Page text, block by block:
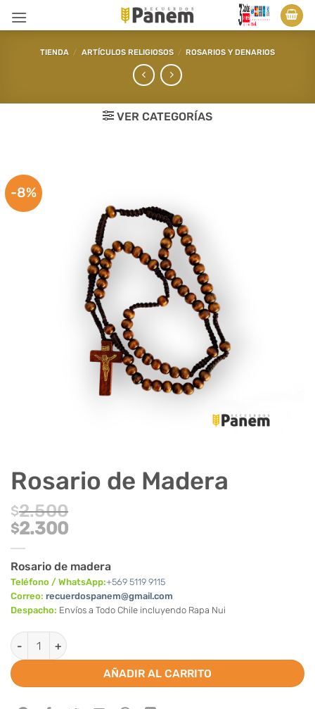
TIENDA / ARTÍCULOS RELIGIOSOS / ROSARIOS Y DENARIOS
VER CATEGORÍAS
-8%
Rosario de Madera
$2.500
El
precio
original
era:
$2.500.
$2.300
El
precio
actual
es:
$2.300.
Rosario de madera
Teléfono / WhatsApp:+569 5119 9115
Correo: recuerdospanem@gmail.com
Despacho: Envíos a Todo Chile incluyendo Rapa Nui
Rosario de Madera cantidad
AÑADIR AL CARRITO